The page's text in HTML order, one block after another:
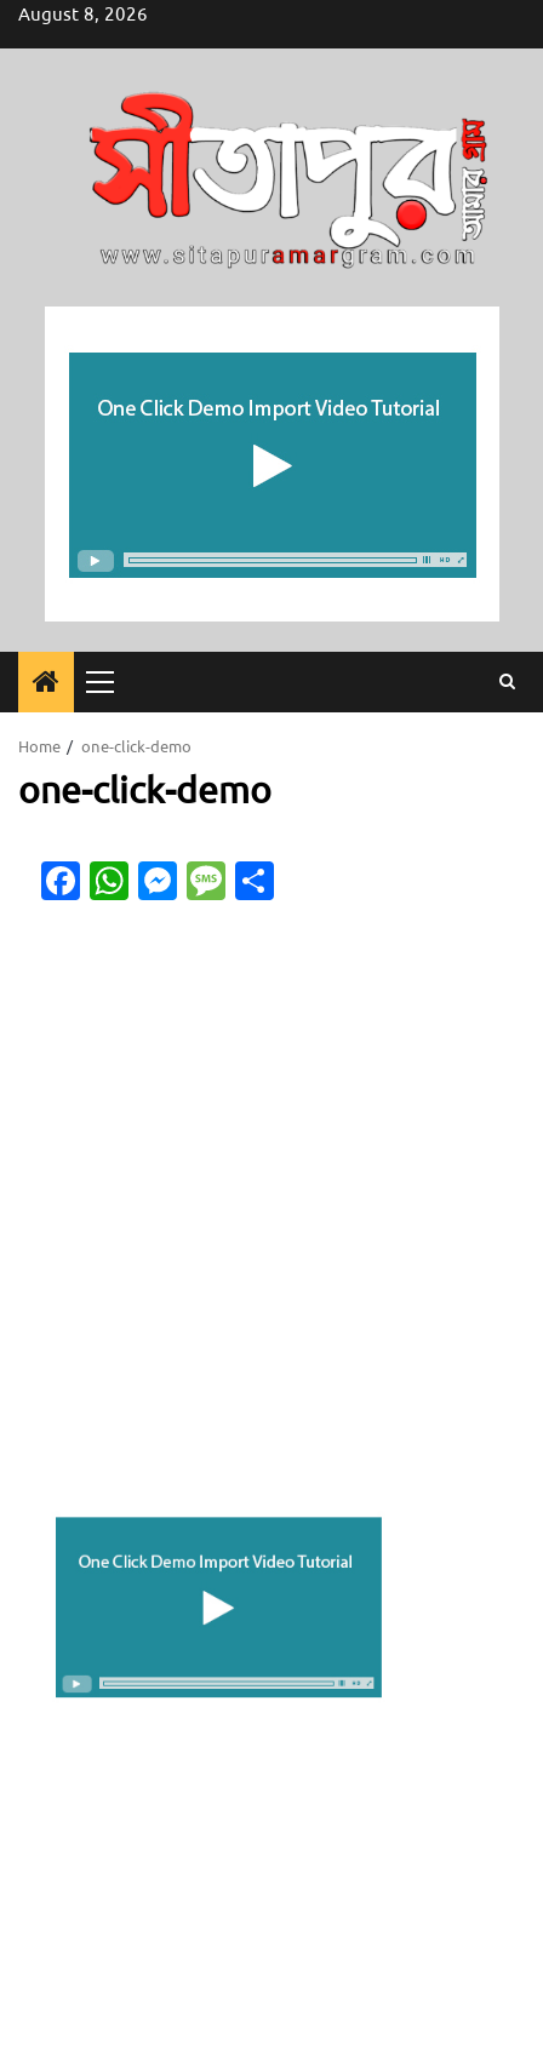
SkipAugust 8, 2026
Primary
Menu
Home one-click-demo
one-click-demo
Facebook
WhatsApp
Messenger
Message